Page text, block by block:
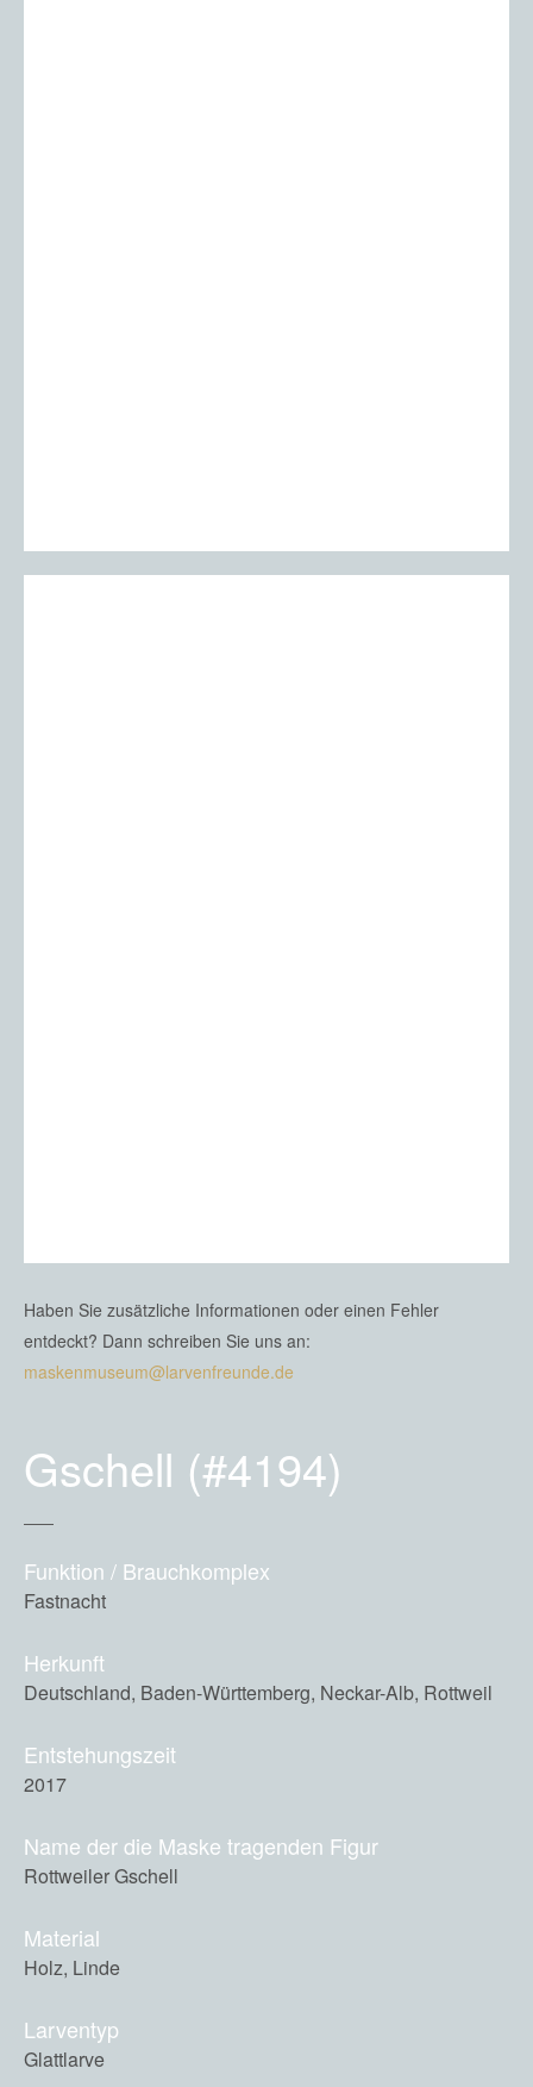
Haben Sie zusätzliche Informationen oder einen Fehler
entdeckt? Dann schreiben Sie uns an:
maskenmuseum@larvenfreunde.de
Gschell (#4194)
Funktion / Brauchkomplex
Fastnacht
Herkunft
Deutschland, Baden-Württemberg, Neckar-Alb, Rottweil
Entstehungszeit
2017
Name der die Maske tragenden Figur
Rottweiler Gschell
Material
Holz, Linde
Larventyp
Glattlarve